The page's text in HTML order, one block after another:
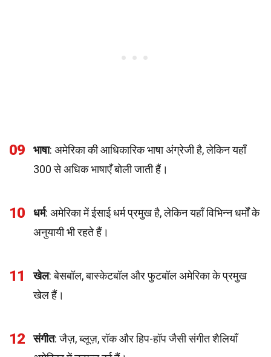
09 भाषा: अमेरिका की आधिकारिक भाषा अंग्रेजी है, लेकिन यहाँ
300 से अधिक भाषाएँ बोली जाती हैं।
10 धर्म: अमेरिका में ईसाई धर्म प्रमुख है, लेकिन यहाँ विभिन्न धर्मों के
अनुयायी भी रहते हैं।
11 खेल: बेसबॉल, बास्केटबॉल और फुटबॉल अमेरिका के प्रमुख
खेल हैं।
12 संगीत: जैज़, ब्लूज़, रॉक और हिप-हॉप जैसी संगीत शैलियाँ